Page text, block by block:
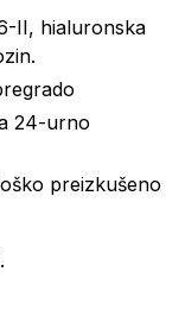
II, hialuronska
24-urno
preizkušeno